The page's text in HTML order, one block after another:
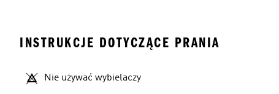
INSTRUKCJE DOTYCZĄCE PRANIA
Nie używać wybielaczy